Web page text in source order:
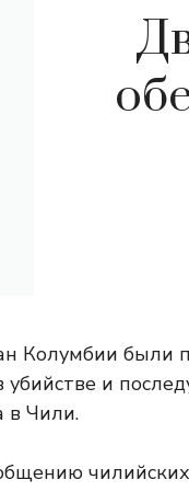
Колумбии были
убийстве и
в Чили.